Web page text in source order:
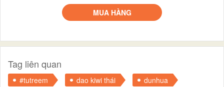
MUA HÀNG
Tag liên quan
#tutreem dao kiwi thái
dunhua